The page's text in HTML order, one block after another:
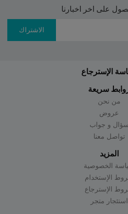
على اخر اخبارنا
الاشتراك
الإسترجاع
سريعة
من نحن
عروض
سؤال و جواب
تواصل معنا
المزيد
الخصوصية
الإستخدام
الإسترجاع
استئجار متجر